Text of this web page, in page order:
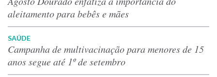
aleitamento para bebês e mães
SAÚDE
Campanha de multivacinação para menores de 15
anos segue até 1º de setembro